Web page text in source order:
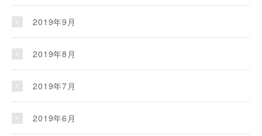
2019年9月
2019年8月
2019年7月
2019年6月